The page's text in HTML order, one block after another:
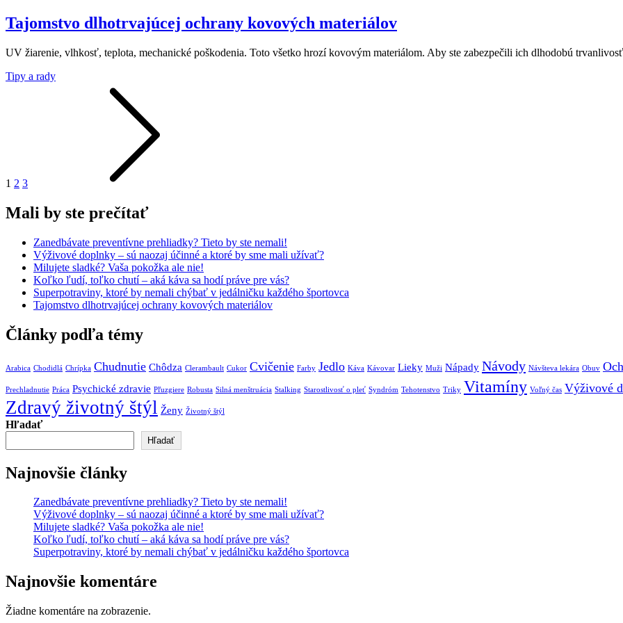
Tajomstvo dlhotrvajúcej ochrany kovových materiálov
UV žiarenie, vlhkosť, teplota, mechanické poškodenia. Toto všetko hrozí kovovým materiálom. Aby ste zabezpečili ich dlhodobú
Tipy a rady
1 2 3
Mali by ste prečítať
Zanedbávate preventívne prehliadky? Tieto by ste nemali!
Výživové doplnky – sú naozaj účinné a ktoré by sme mali užívať?
Milujete sladké? Vaša pokožka ale nie!
Koľko ľudí, toľko chutí – aká káva sa hodí práve pre vás?
Superpotraviny, ktoré by nemali chýbať v jedálničku každého športovca
Tajomstvo dlhotrvajúcej ochrany kovových materiálov
Články podľa témy
Arabica Chodidlá Chrípka Chudnutie Chôdza Clerambault Cukor Cvičenie Farby Jedlo Káva Kávovar Lieky Muži Nápady Návody Návšteva lekára Obuv
Prechladnutie Práca Psychické zdravie Pľuzgiere Robusta Silná menštruácia Stalking Starostlivosť o pleť Syndróm Tehotenstvo Triky Vitamíny Voľný čas Výživové
Zdravý životný štýl Ženy Životný štýl
Hľadať
Hľadať
Najnovšie články
Zanedbávate preventívne prehliadky? Tieto by ste nemali!
Výživové doplnky – sú naozaj účinné a ktoré by sme mali užívať?
Milujete sladké? Vaša pokožka ale nie!
Koľko ľudí, toľko chutí – aká káva sa hodí práve pre vás?
Superpotraviny, ktoré by nemali chýbať v jedálničku každého športovca
Najnovšie komentáre
Žiadne komentáre na zobrazenie.